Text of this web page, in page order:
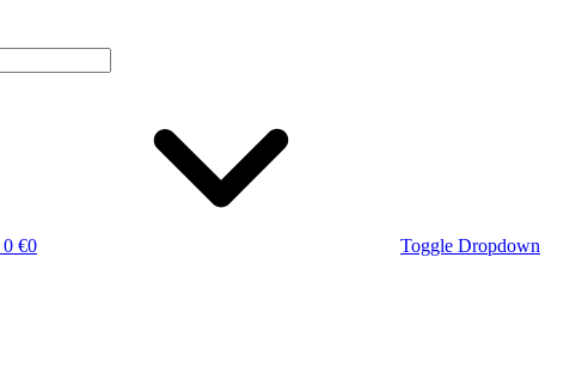
0 €0
Toggle Dropdown